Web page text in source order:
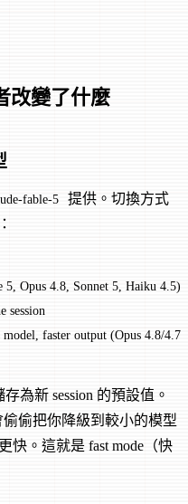
改變了什麼
fable-5
提供。切換方式
5, Opus 4.8, Sonnet 5, Haiku 4.5)
session
faster output (Opus 4.8/4.7)
為新 session 的預設值。
偷把你降級到較小的模型
。這就是 fast mode（快